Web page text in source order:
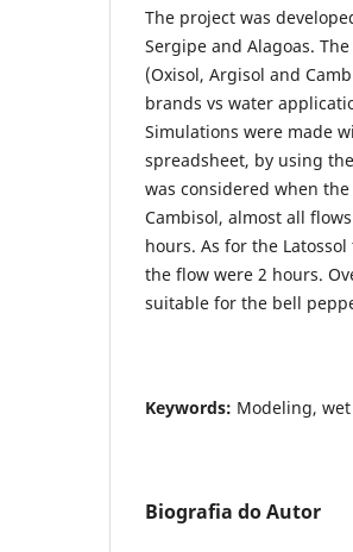
The project was
Sergipe and Alagoas.
(Oxisol, Argisol and
brands vs water
Simulations were made
spreadsheet, by using
was considered when
Cambisol, almost all
hours. As for the
the flow were 2 hours.
suitable for the bell
Keywords: Modeling,
Biografia do Autor